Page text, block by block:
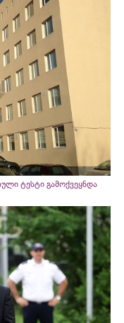
ტესტი გამოქვეყნდა